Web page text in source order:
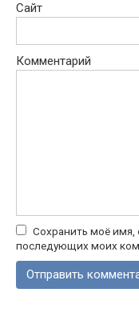
Сайт
Комментарий
Сохранить моё имя,
последующих моих